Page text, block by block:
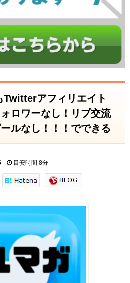
アフィリエイト
ロワーなし！リプ交流
ルなし！！！でできる
目安時間 8分